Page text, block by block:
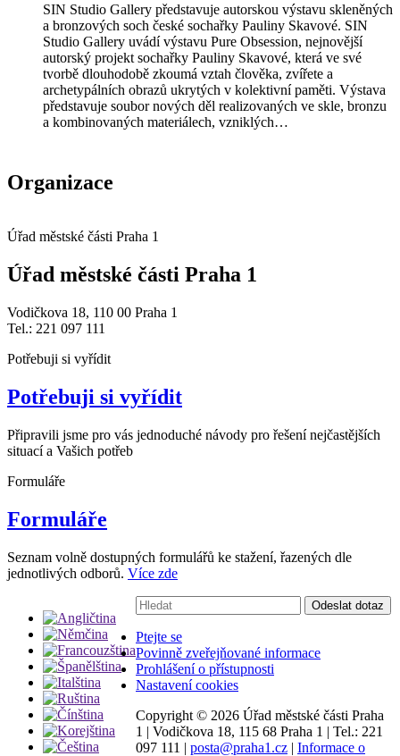
SIN Studio Gallery představuje autorskou výstavu skleněných
a bronzových soch české sochařky Pauliny Skavové. SIN
Studio Gallery uvádí výstavu Pure Obsession, nejnovější
autorský projekt sochařky Pauliny Skavové, která ve své
tvorbě dlouhodobě zkoumá vztah člověka, zvířete a
archetypálních obrazů ukrytých v kolektivní paměti. Výstava
představuje soubor nových děl realizovaných ve skle, bronzu
a kombinovaných materiálech, vzniklých…
Organizace
Úřad městské části Praha 1
Úřad městské části Praha 1
Vodičkova 18, 110 00 Praha 1
Tel.: 221 097 111
Potřebuji si vyřídit
Potřebuji si vyřídit
Připravili jsme pro vás jednoduché návody pro řešení nejčastějších
situací a Vašich potřeb
Formuláře
Formuláře
Seznam volně dostupných formulářů ke stažení, řazených dle
jednotlivých odborů. Více zde
Vyhledávání:
Odeslat dotaz
Ptejte se
Povinně zveřejňované informace
Prohlášení o přístupnosti
Nastavení cookies
Copyright © 2026 Úřad městské části Praha
1 | Vodičkova 18, 115 68 Praha 1 | Tel.: 221
097 111 | posta@praha1.cz | Informace o